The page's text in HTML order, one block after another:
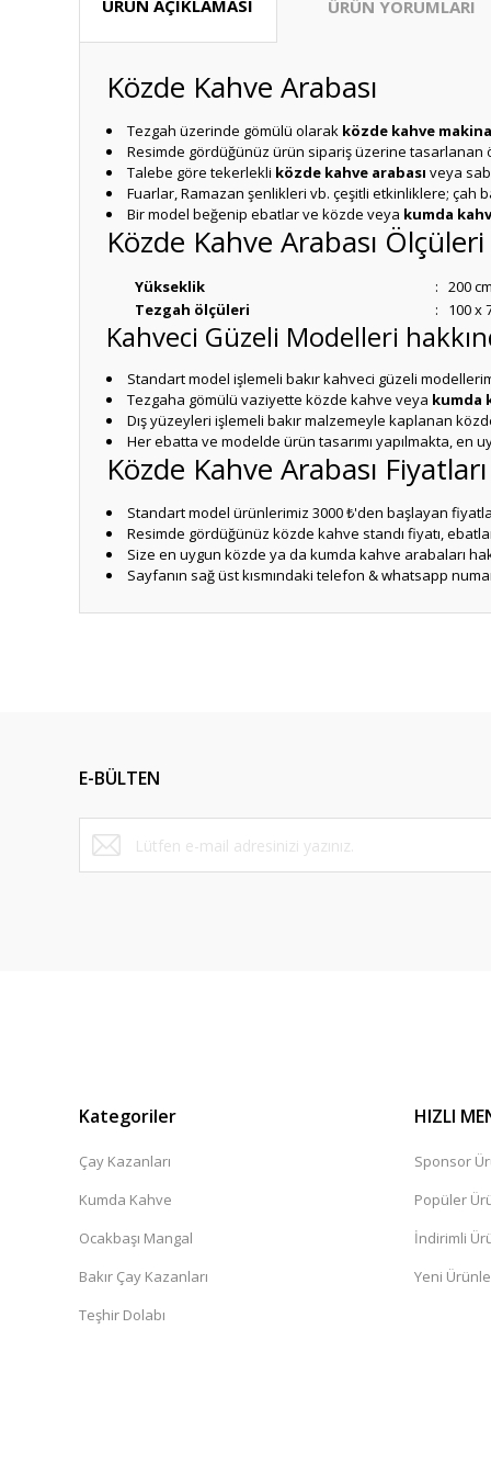
ÜRÜN AÇIKLAMASI ÜRÜN YORUMLARI
Közde Kahve Arabası
Tezgah üzerinde gömülü olarak közde kahve
Resimde gördüğünüz ürün sipariş üzerine tasarlanan
Talebe göre tekerlekli közde kahve arabası veya
Fuarlar, Ramazan şenlikleri vb. çeşitli etkinliklere; çah
Bir model beğenip ebatlar ve közde veya kumda
Közde Kahve Arabası Ölçüleri
Yükseklik : 200 cm
Tezgah ölçüleri
: 100 x
Kahveci Güzeli Modelleri
Standart model işlemeli bakır kahveci güzeli
Tezgaha gömülü vaziyette közde kahve veya kumda
Dış yüzeyleri işlemeli bakır malzemeyle kaplanan
Her ebatta ve modelde ürün tasarımı yapılmakta, en
Közde Kahve Arabası Fiyatları
Standart model ürünlerimiz 3000 ₺'den başlayan
Resimde gördüğünüz közde kahve standı fiyatı,
Size en uygun közde ya da kumda kahve arabaları
Sayfanın sağ üst kısmındaki telefon & whatsapp
Ürün bilgilerinde hatalar bulunuyor.
Ürün fiyatı diğer sitelerden daha pahalı.
Bu ürüne benzer farklı alternatifler olmalı.
E-BÜLTEN
Kategoriler
Çay Kazanları
Kumda Kahve
Ocakbaşı Mangal
Bakır Çay Kazanları
Teşhir Dolabı
HIZLI
Sponsor
Popüler
İndirimli
Yeni